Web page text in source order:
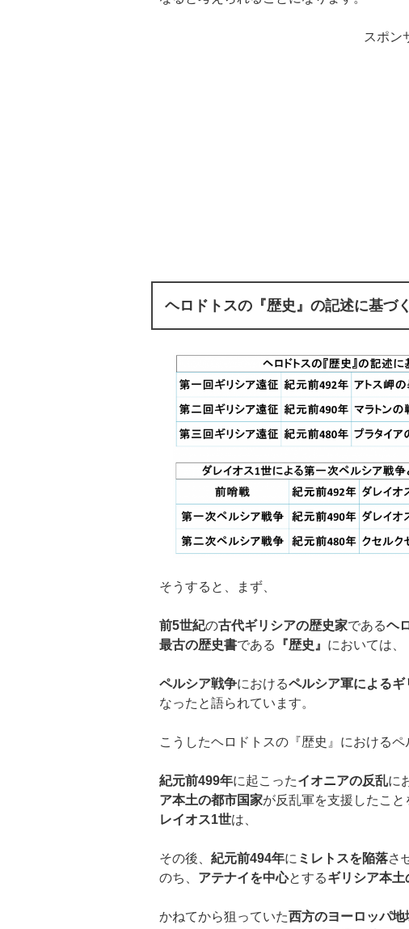
スポン
ヘロドトスの『歴史』の記述に基づ
そうすると、まず、
前5世紀の古代ギリシアの歴史家であるヘ
最古の歴史書である 『歴史』 においては、
ペルシア戦争におけるペルシア軍によるギ
なったと語られています。
こうしたヘロドトスの『歴史』における
紀元前499年に起こったイオニアの反乱に
ア本土の都市国家が反乱軍を支援したこと
レイオス1世は、
その後、 紀元前494年に ミレトスを陥落さ
のち、 アテナイを中心とするギリシア本土
かねてから狙っていた西方のヨーロッパ地